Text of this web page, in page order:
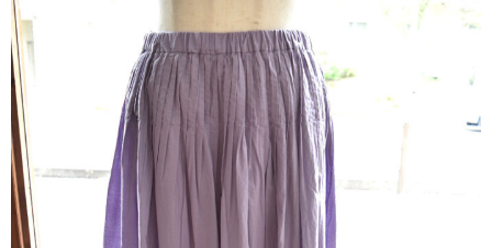
order
blog
contact